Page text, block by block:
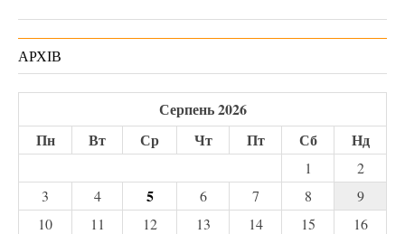
АРХІВ
Серпень 2026
Пн
Вт Ср Чт Пт Сб Нд
1
2
3
4 5 6 7 8
9
10
11 12 13 14 15
16